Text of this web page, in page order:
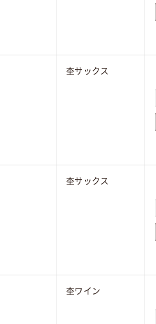
杢サックス
杢サックス
杢ワイン